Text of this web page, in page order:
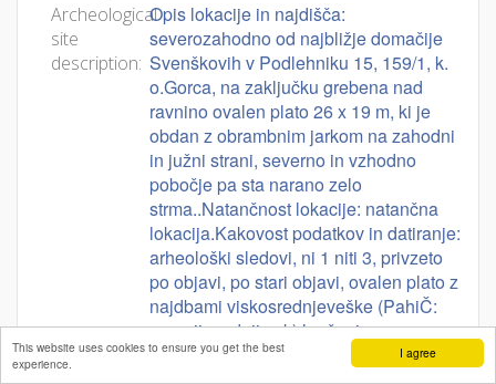
I agree
This website uses cookies to ensure you get the best
experience.
Archeological
site
description:
Opis lokacije in najdišča:
severozahodno od najbližje domačije
Svenškovih v Podlehniku 15, 159/1, k.
o.Gorca, na zaključku grebena nad
ravnino ovalen plato 26 x 19 m, ki je
obdan z obrambnim jarkom na zahodni
in južni strani, severno in vzhodno
pobočje pa sta narano zelo
strma..Natančnost lokacije: natančna
lokacija.Kakovost podatkov in datiranje:
arheološki sledovi, ni 1 niti 3, privzeto
po objavi, po stari objavi, ovalen plato z
najdbami viskosrednjeveške (PahiČ:
zgornji srednji vek) lončenine